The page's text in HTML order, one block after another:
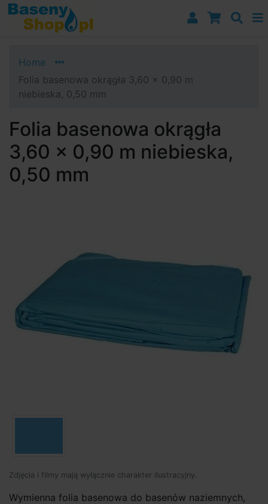
Przejdź do nawigacji
Przejdź do treści
Przejdź do paska bocznego
Home
Folia basenowa okrągła 3,60 x 0,90 m
niebieska, 0,50 mm
Folia basenowa okrągła
3,60 x 0,90 m niebieska,
0,50 mm
Zdjęcia i filmy mają wyłącznie charakter ilustracyjny.
Wymienna folia basenowa do basenów naziemnych,